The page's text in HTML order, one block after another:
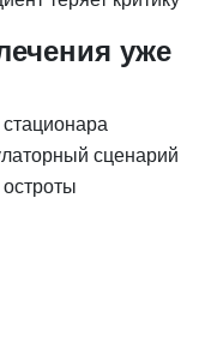
уже
сценарий